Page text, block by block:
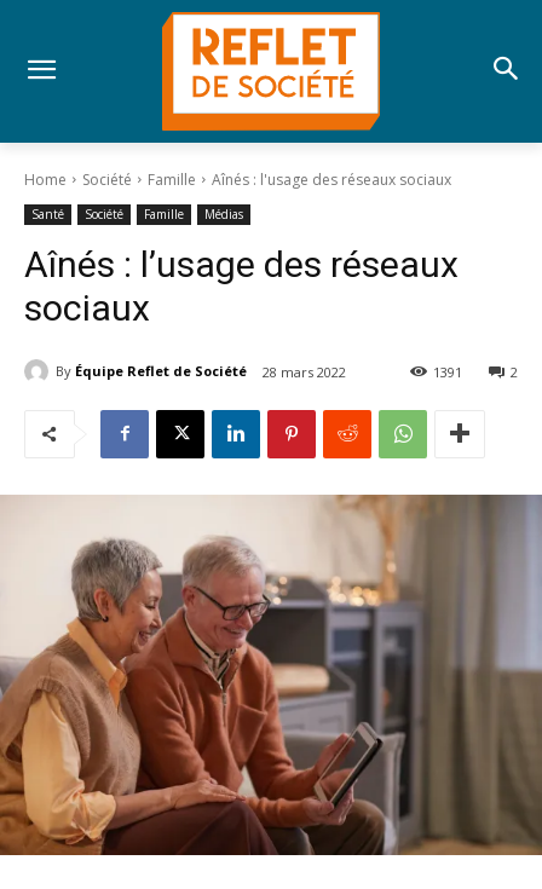
Home Société Famille Aînés : l'usage des réseaux sociaux
Santé Société Famille Médias
Aînés : l’usage des réseaux
sociaux
By Équipe Reflet de Société 28 mars 2022 2
1391